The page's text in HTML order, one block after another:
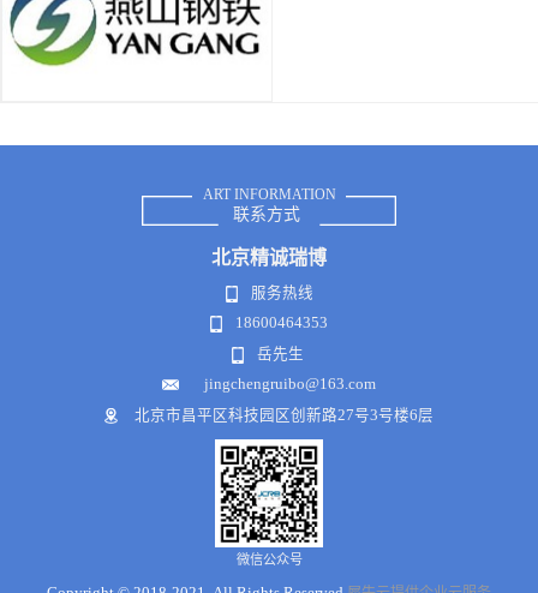
ART INFORMATION
联系方式
北京精诚瑞博
服务热线
18600464353
岳先生
jingchengruibo@163.com
北京市昌平区科技园区创新路27号3号楼6层
微信公众号